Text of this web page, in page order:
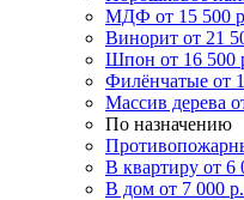
МДФ от 15 500
Винорит от 21
Шпон от 16 500
Филёнчатые от
Массив дерева
По назначению
В квартиру от 6
В дом от 7 000 р.